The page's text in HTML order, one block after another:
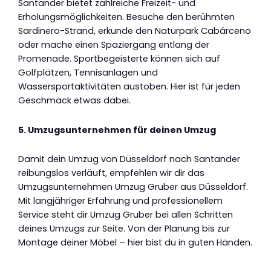
Santander bietet zahlreiche Freizeit- und
Erholungsmöglichkeiten. Besuche den berühmten
Sardinero-Strand, erkunde den Naturpark Cabárceno
oder mache einen Spaziergang entlang der
Promenade. Sportbegeisterte können sich auf
Golfplätzen, Tennisanlagen und
Wassersportaktivitäten austoben. Hier ist für jeden
Geschmack etwas dabei.
5. Umzugsunternehmen für deinen Umzug
Damit dein Umzug von Düsseldorf nach Santander
reibungslos verläuft, empfehlen wir dir das
Umzugsunternehmen Umzug Gruber aus Düsseldorf.
Mit langjähriger Erfahrung und professionellem
Service steht dir Umzug Gruber bei allen Schritten
deines Umzugs zur Seite. Von der Planung bis zur
Montage deiner Möbel – hier bist du in guten Händen.